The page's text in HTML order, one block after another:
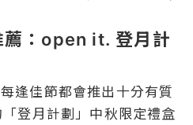
：open it. 登月計
逢佳節都會推出十分有質
登月計劃」中秋限定禮盒